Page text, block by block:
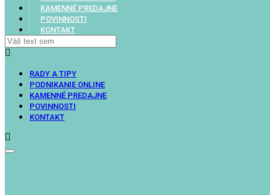
KAMENNÉ PREDAJNE
POVINNOSTI
KONTAKT
RADY A TIPY
PODNIKANIE ONLINE
KAMENNÉ PREDAJNE
POVINNOSTI
KONTAKT
Toggle